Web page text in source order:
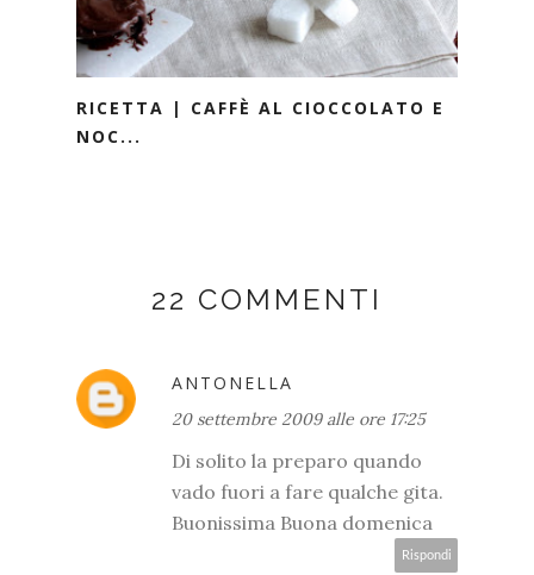
RICETTA | CAFFÈ AL CIOCCOLATO E
NOC...
22 COMMENTI
ANTONELLA
20 settembre 2009 alle ore 17:25
Di solito la preparo quando
vado fuori a fare qualche gita.
Buonissima Buona domenica
Rispondi